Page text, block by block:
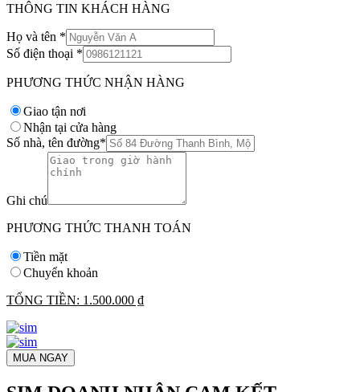
THÔNG TIN KHÁCH HÀNG
Họ và tên *
Số điện thoại *
PHƯƠNG THỨC NHẬN HÀNG
Giao tận nơi
Nhận tại cửa hàng
Số nhà, tên đường*
Ghi chú
PHƯƠNG THỨC THANH TOÁN
Tiền mặt
Chuyển khoản
TỔNG TIỀN: 1.500.000 ₫
MUA NGAY